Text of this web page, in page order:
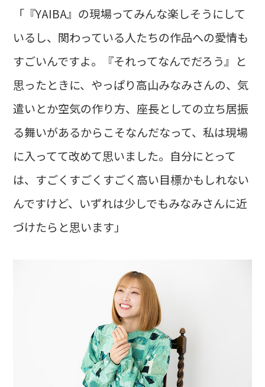
「『YAIBA』の現場ってみんな楽しそうにして
いるし、関わっている人たちの作品への愛情も
すごいんですよ。『それってなんでだろう』と
思ったときに、やっぱり高山みなみさんの、気
遣いとか空気の作り方、座長としての立ち居振
る舞いがあるからこそなんだなって、私は現場
に入ってて改めて思いました。自分にとって
は、すごくすごくすごく高い目標かもしれない
んですけど、いずれは少しでもみなみさんに近
づけたらと思います」